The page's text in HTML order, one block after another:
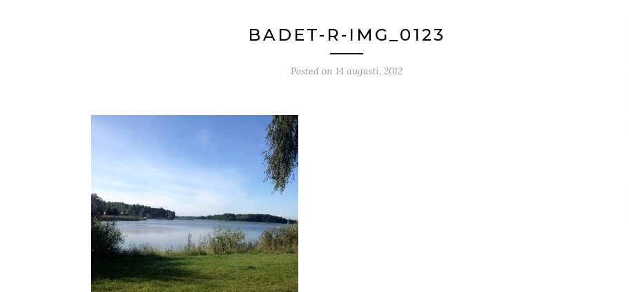
BADET-R-IMG_0123
Posted on 14 augusti, 2012